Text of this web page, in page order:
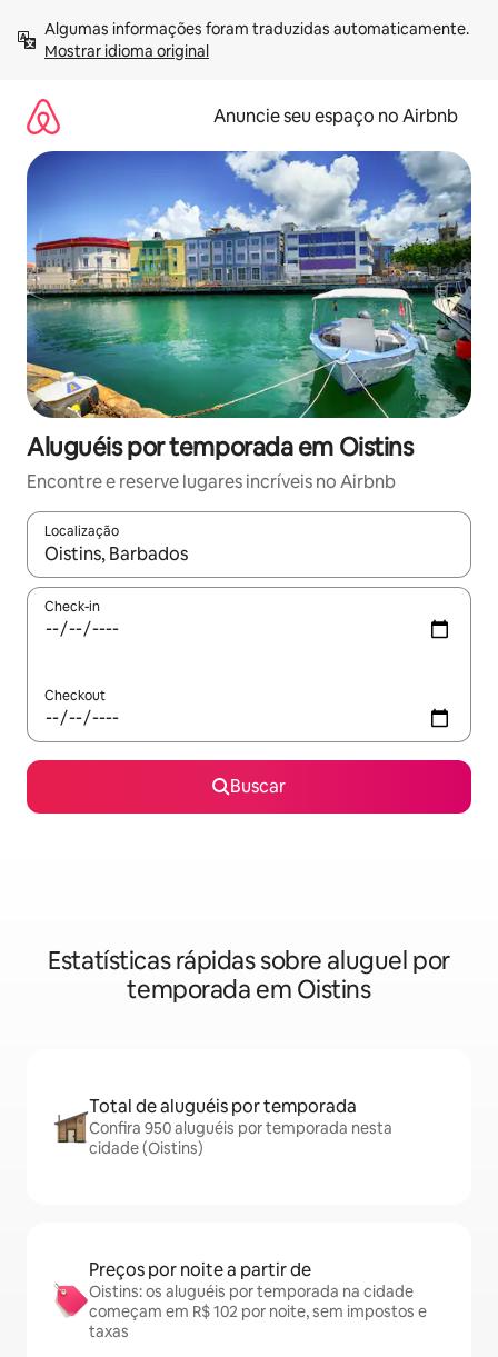
para
Mostrar idioma original
Anuncie seu espaço no Airbnb
Aluguéis por temporada em Oistins
Encontre e reserve lugares incríveis no Airbnb
Localização
Quando os resultados estiverem disponíveis, explore-os
Check-in
Checkout
Buscar
Estatísticas rápidas sobre aluguel por
temporada em Oistins
Total de aluguéis por temporada
Confira 950 aluguéis por temporada nesta
cidade (Oistins)
Preços por noite a partir de
Oistins: os aluguéis por temporada na cidade
começam em R$ 102 por noite, sem impostos e
taxas